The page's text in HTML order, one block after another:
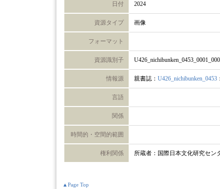
日付 2024
資源タイプ 画像
フォーマット
資源識別子
情報源 親書誌： U426_nichibunken_0453
言語
関係
時間的・空間的範囲
権利関係 所蔵者：国際日本文化研究セン
▲Page Top